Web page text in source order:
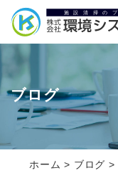
ブログ
ホーム > ブログ >